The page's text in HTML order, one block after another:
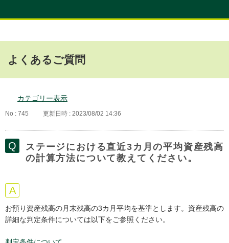
よくあるご質問
カテゴリー表示
No : 745 更新日時 : 2023/08/02 14:36
ステージにおける直近3カ月の平均資産残高
の計算方法について教えてください。
お預り資産残高の月末残高の3カ月平均を基準とします。資産残高の
詳細な判定条件については以下をご参照ください。